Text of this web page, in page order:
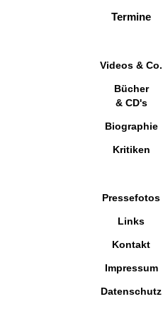
Termine
Videos & Co.
Bücher
& CD's
Biographie
Kritiken
Pressefotos
Links
Kontakt
Impressum
Datenschutz